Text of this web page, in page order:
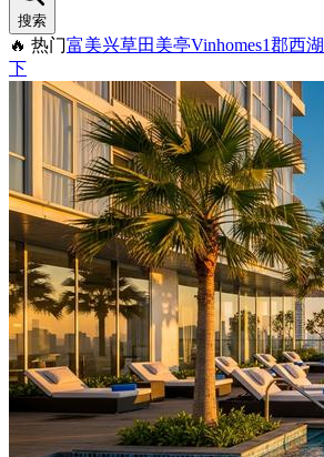
搜索
🔥 热门富美兴草田 美亭Vinhomes1郡西湖
下